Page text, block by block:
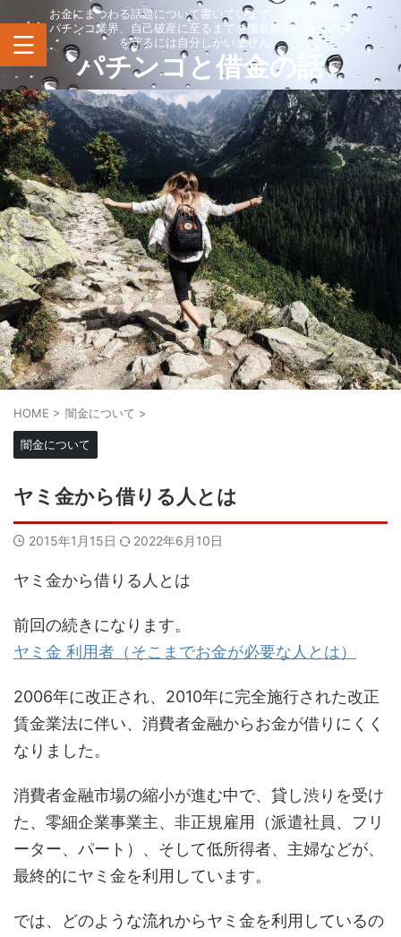
お金にまつわる話題について書いています。借金、闇金、
パチンコ業界、自己破産に至るまでを徹底解剖。自分の身
を守るには自分しかいません。
パチンコと借金の話
HOME > 闇金について >
闇金について
ヤミ金から借りる人とは
2015年1月15日 2022年6月10日
ヤミ金から借りる人とは
前回の続きになります。
ヤミ金 利用者（そこまでお金が必要な人とは）
2006年に改正され、2010年に完全施行された改正
賃金業法に伴い、消費者金融からお金が借りにくく
なりました。
消費者金融市場の縮小が進む中で、貸し渋りを受け
た、零細企業事業主、非正規雇用（派遣社員、フリ
ーター、パート）、そして低所得者、主婦などが、
最終的にヤミ金を利用しています。
では、どのような流れからヤミ金を利用しているの